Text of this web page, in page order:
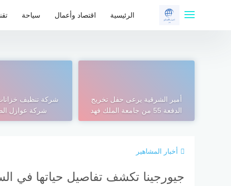
الرئيسية اقتصاد وأعمال سياحة
أمير الشرقية يرعى حفل تخريج
الدفعة 55 من جامعة الملك فهد
شركة تنظيف
شركة عوازل
أخبار المشاهير
جيورجينا تكشف تفاصيل حياتها في